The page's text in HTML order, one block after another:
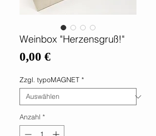
Weinbox "Herzensgruß!"
0,00 €Preis
Zzgl. typoMAGNET *
Anzahl *